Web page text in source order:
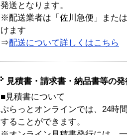
発送となります。
※配送業者は「佐川急便」また
けます
⇒配送について詳しくはこちら
見積書・請求書・納品書等の
■見積書について
ぷらっとオンラインでは、24時
することができます。